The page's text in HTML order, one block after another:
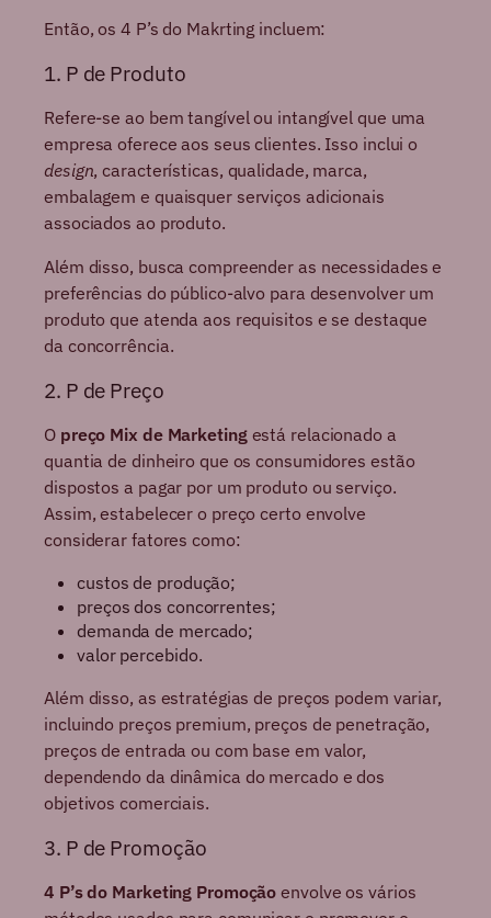
Então, os 4 P’s do Makrting incluem:
1. P de Produto
Refere-se ao bem tangível ou intangível que uma
empresa oferece aos seus clientes. Isso inclui o
design, características, qualidade, marca,
embalagem e quaisquer serviços adicionais
associados ao produto.
Além disso, busca compreender as necessidades e
preferências do público-alvo para desenvolver um
produto que atenda aos requisitos e se destaque
da concorrência.
2. P de Preço
O preço Mix de Marketingestá relacionado a
quantia de dinheiro que os consumidores estão
dispostos a pagar por um produto ou serviço.
Assim, estabelecer o preço certo envolve
considerar fatores como:
custos de produção;
preços dos concorrentes;
demanda de mercado;
valor percebido.
Além disso, as estratégias de preços podem variar,
incluindo preços premium, preços de penetração,
preços de entrada ou com base em valor,
dependendo da dinâmica do mercado e dos
objetivos comerciais.
3. P de Promoção
4 P’s do Marketing Promoção envolve os vários